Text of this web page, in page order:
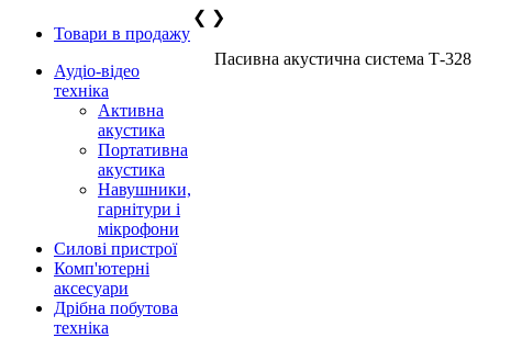
Товари в продажу
Аудіо-відео
техніка
Активна
акустика
Портативна
акустика
Навушники,
гарнітури і
мікрофони
Силові пристрої
Комп'ютерні
аксесуари
Дрібна побутова
техніка
❮ ❯
Пасивна акустична система Т-328